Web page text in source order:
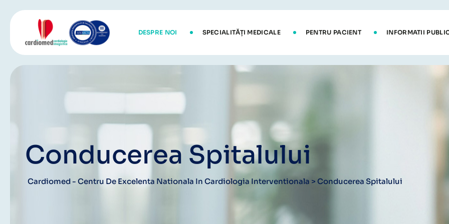
DESPRE NOI SPECIALITĂȚI MEDICALE PENTRU PACIENT INFORMATII
Conducerea Spitalului
Cardiomed - Centru De Excelenta Nationala In Cardiologia Interventionala > Conducerea Spitalului